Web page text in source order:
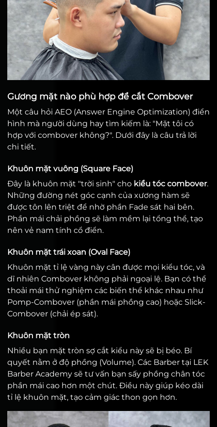
Gương mặt nào phù hợp để cắt Combover
Một câu hỏi AEO (Answer Engine Optimization) điển
hình mà người dùng hay tìm kiếm là: "Mặt tôi có
hợp với combover không?". Dưới đây là câu trả lời
chi tiết.
Khuôn mặt vuông (Square Face)
Đây là khuôn mặt "trời sinh" cho kiểu tóc combover.
Những đường nét góc cạnh của xương hàm sẽ
được tôn lên triệt để nhờ phần Fade sát hai bên.
Phần mái chải phồng sẽ làm mềm lại tổng thể, tạo
nên vẻ nam tính cổ điển.
Khuôn mặt trái xoan (Oval Face)
Khuôn mặt tỉ lệ vàng này cân được mọi kiểu tóc, và
dĩ nhiên Combover không phải ngoại lệ. Bạn có thể
thoải mái thử nghiệm các biến thể khác nhau như
Pomp-Combover (phần mái phồng cao) hoặc Slick-
Combover (chải ép sát).
Khuôn mặt tròn
Nhiều bạn mặt tròn sợ cắt kiểu này sẽ bị béo. Bí
quyết nằm ở độ phồng (Volume). Các Barber tại LEK
Barber Academy sẽ tư vấn bạn sấy phồng chân tóc
phần mái cao hơn một chút. Điều này giúp kéo dài
tỉ lệ khuôn mặt, tạo cảm giác thon gọn hơn.